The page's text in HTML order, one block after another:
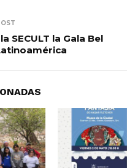
SECULT la Gala Bel